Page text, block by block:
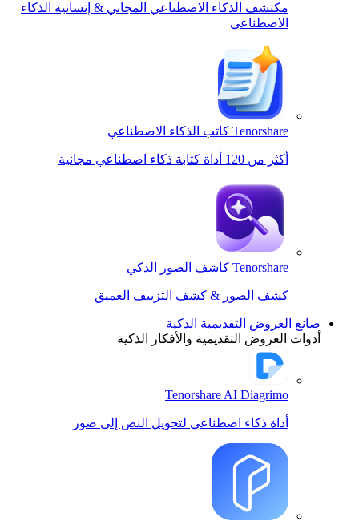
مكتشف الذكاء الاصطناعي المجاني & إنسانية الذكاء
الاصطناعي
Tenorshare كاتب الذكاء الاصطناعي
أكثر من 120 أداة كتابة ذكاء اصطناعي مجانية
Tenorshare كاشف الصور الذكي
كشف الصور & كشف التزييف العميق
صانع العروض التقديمية الذكية
أدوات العروض التقديمية والأفكار الذكية
Tenorshare AI Diagrimo
أداة ذكاء اصطناعي لتحويل النص إلى صور